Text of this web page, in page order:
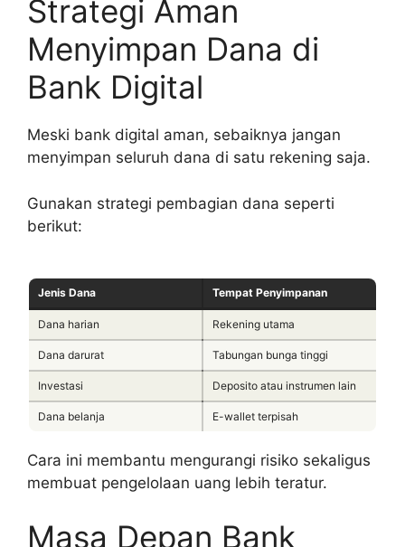
Strategi Aman
Menyimpan Dana di
Bank Digital
Meski bank digital aman, sebaiknya jangan
menyimpan seluruh dana di satu rekening saja.
Gunakan strategi pembagian dana seperti
berikut:
Jenis Dana Tempat Penyimpanan
Dana harian Rekening utama
Dana darurat Tabungan bunga tinggi
Investasi Deposito atau instrumen lain
Dana belanja E-wallet terpisah
Cara ini membantu mengurangi risiko sekaligus
membuat pengelolaan uang lebih teratur.
Masa Depan Bank